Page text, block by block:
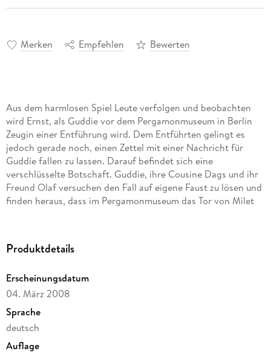
Merken Empfehlen Bewerten
Aus dem harmlosen Spiel Leute verfolgen und beobachten
wird Ernst, als Guddie vor dem Pergamonmuseum in Berlin
Zeugin einer Entführung wird. Dem Entführten gelingt es
jedoch gerade noch, einen Zettel mit einer Nachricht für
Guddie fallen zu lassen. Darauf befindet sich eine
verschlüsselte Botschaft. Guddie, ihre Cousine Dags und ihr
Freund Olaf versuchen den Fall auf eigene Faust zu lösen und
finden heraus, dass im Pergamonmuseum das Tor von Milet
Produktdetails
Erscheinungsdatum
04. März 2008
Sprache
deutsch
Auflage